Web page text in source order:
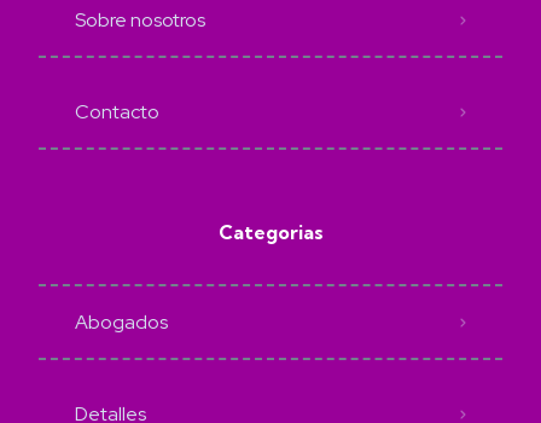
Sobre nosotros
Contacto
Categorias
Abogados
Detalles